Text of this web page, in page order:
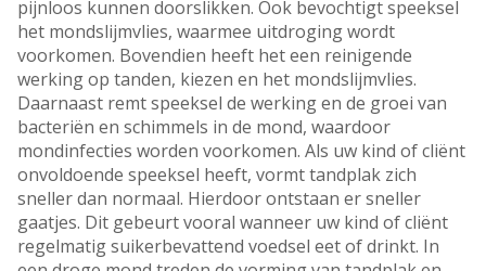
pijnloos kunnen doorslikken. Ook bevochtigt speeksel
het mondslijmvlies, waarmee uitdroging wordt
voorkomen. Bovendien heeft het een reinigende
werking op tanden, kiezen en het mondslijmvlies.
Daarnaast remt speeksel de werking en de groei van
bacteriën en schimmels in de mond, waardoor
mondinfecties worden voorkomen. Als uw kind of cliënt
onvoldoende speeksel heeft, vormt tandplak zich
sneller dan normaal. Hierdoor ontstaan er sneller
gaatjes. Dit gebeurt vooral wanneer uw kind of cliënt
regelmatig suikerbevattend voedsel eet of drinkt. In